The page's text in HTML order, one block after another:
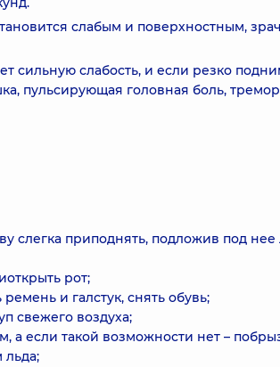
слабым и поверхностным,
сильную слабость, и если резко
пульсирующая головная боль,
слегка приподнять, подложив под
рот;
и галстук, снять обувь;
свежего воздуха;
если такой возможности нет –